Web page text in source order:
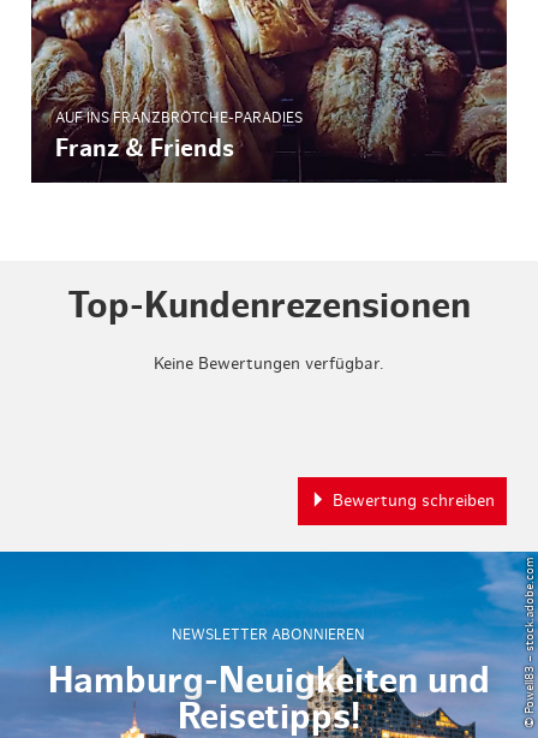
AUF INS FRANZBRÖTCHE-PARADIES
Franz & Friends
Top-Kundenrezensionen
Keine Bewertungen verfügbar.
Bewertung schreiben
NEWSLETTER ABONNIEREN
Hamburg-Neuigkeiten und
Reisetipps!
© Powell83 – stock.adobe.com